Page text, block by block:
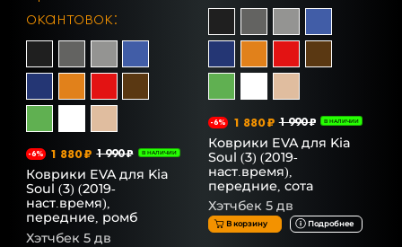
окантовок:
-6% 1 880 ₽ 1 990 ₽ В НАЛИЧИИ
Коврики EVA для Kia
Soul (3) (2019-
наст.время),
передние, ромб
Хэтчбек 5 дв
-6% 1 880 ₽ 1 990 ₽ В НАЛИЧИИ
Коврики EVA для Kia
Soul (3) (2019-
наст.время),
передние, сота
Хэтчбек 5 дв
В корзину Подробнее